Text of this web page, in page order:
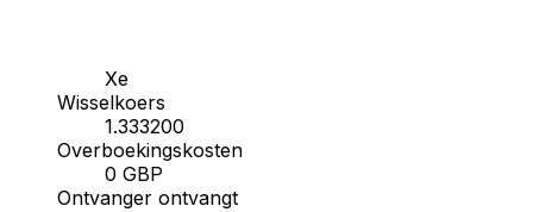
Xe
Wisselkoers
1.333200
Overboekingskosten
0 GBP
Ontvanger ontvangt